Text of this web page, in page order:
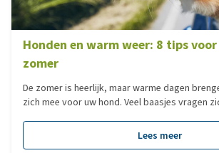
Honden en warm weer: 8 tips
zomer
De zomer is heerlijk, maar warme dagen
zich mee voor uw hond. Veel baasjes vragen
mijn hond het warm heeft in huis? In deze blog
praktische tips tegen hitte en hoe u
Lees meer